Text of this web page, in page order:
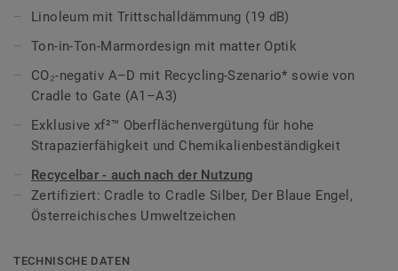
Österreichischen Umweltzeichen zertifiziert.
Ebenfalls verfügbar in der Kompakt-VarianteStyle Emme
.
Teil unserer Tarkett Circular Selection
nachhaltigen und kreislauffähigen
Bodenbelagskollektionen. Recyclingfähig auch nach dem
Gebrauch.
Mehr über Tarkett Linoleum erfahren: Tarkett Linoleum
Linoleum mit Trittschalldämmung (19 dB)
Ton-in-Ton-Marmordesign mit matter Optik
CO₂-negativ A–D mit Recycling-Szenario* sowie von
Cradle to Gate (A1–A3)
Exklusive xf²™ Oberflächenvergütung für hohe
Strapazierfähigkeit und Chemikalienbeständigkeit
Recycelbar - auch nach der Nutzung
Zertifiziert: Cradle to Cradle Silber, Der Blaue Engel,
Österreichisches Umweltzeichen
TECHNISCHE DATEN